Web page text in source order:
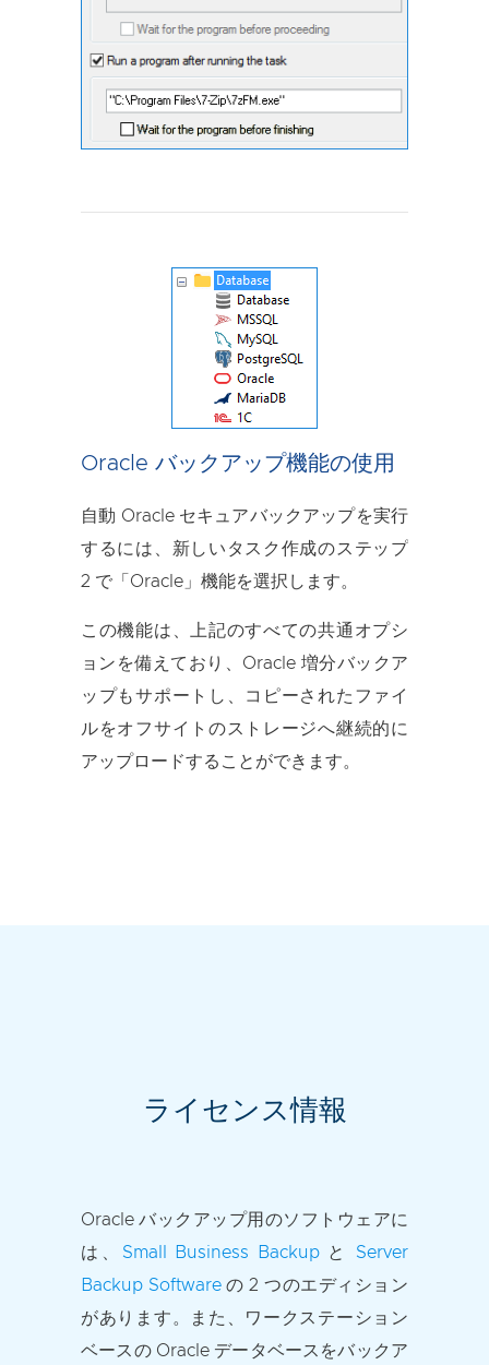
Oracle バックアップ機能の使用
自動 Oracle セキュアバックアップを実行
するには、新しいタスク作成のステップ
2 で「Oracle」機能を選択します。
この機能は、上記のすべての共通オプシ
ョンを備えており、Oracle 増分バックア
ップもサポートし、コピーされたファイ
ルをオフサイトのストレージへ継続的に
アップロードすることができます。
ライセンス情報
Oracle バックアップ用のソフトウェアに
は、 Small Business Backupと Server
Backup Softwareの 2 つのエディション
があります。また、ワークステーション
ベースの Oracle データベースをバックア